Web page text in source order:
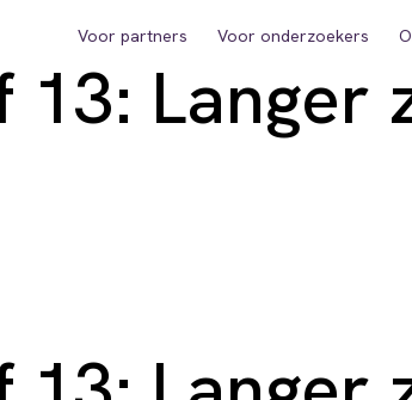
Voor partners Voor onderzoekers
Langer